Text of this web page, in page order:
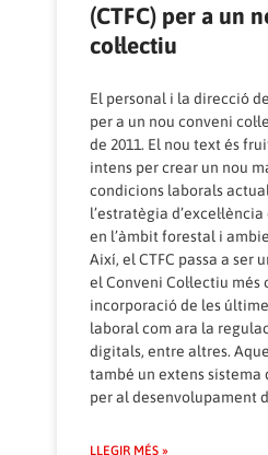
(CTFC) per a un
col·lectiu
El personal i la direcció
per a un nou conveni
de 2011. El nou text és
intens per crear un nou
condicions laborals
l’estratègia
en l’àmbit forestal i
Així, el CTFC passa a ser
el Conveni Col·lectiu
incorporació de les
laboral com ara la
digitals, entre altres.
també un extens sistema
per al desenvolupament
LLEGIR MÉS »